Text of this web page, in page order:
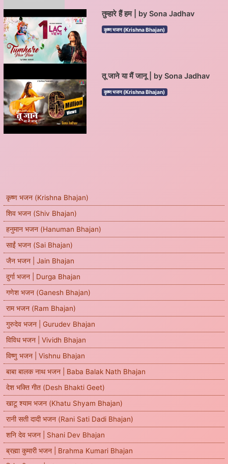
कृष्ण भजन (Krishna Bhajan)
शिव भजन (Shiv Bhajan)
हनुमान भजन (Hanuman Bhajan)
साईं भजन (Sai Bhajan)
जैन भजन | Jain Bhajan
दुर्गा भजन | Durga Bhajan
गणेश भजन (Ganesh Bhajan)
राम भजन (Ram Bhajan)
गुरुदेव भजन | Gurudev Bhajan
विविध भजन | Vividh Bhajan
विष्णु भजन | Vishnu Bhajan
बाबा बालक नाथ भजन | Baba Balak Nath Bhajan
देश भक्ति गीत (Desh Bhakti Geet)
खाटू श्याम भजन (Khatu Shyam Bhajan)
रानी सती दादी भजन (Rani Sati Dadi Bhajan)
शनि देव भजन | Shani Dev Bhajan
ब्रह्मा कुमारी भजन | Brahma Kumari Bhajan
तुम्हारे हैं हम | by Sona Jadhav
कृष्ण भजन (Krishna Bhajan)
तू जाने या मैं जानू | by Sona Jadhav
कृष्ण भजन (Krishna Bhajan)